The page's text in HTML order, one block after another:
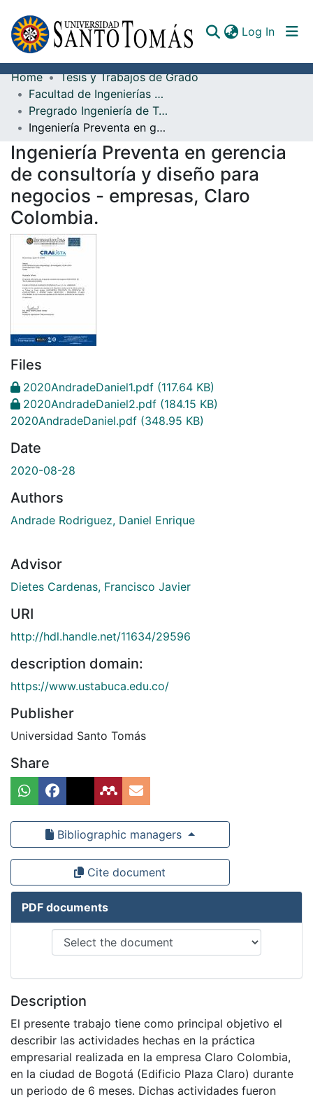
Log In
Communities & Collections
All of DSpace
Documents
Home
Tesis y Trabajos de Grado
Facultad de Ingenierías TIC
Pregrado Ingeniería de Telecomunicaciones
Ingeniería Preventa en gerencia de consultoría y diseño para negocios - empresas, Claro Colombia.
Ingeniería Preventa en gerencia
de consultoría y diseño para
negocios - empresas, Claro
Colombia.
Files
2020AndradeDaniel1.pdf (117.64 KB)
2020AndradeDaniel2.pdf (184.15 KB)
2020AndradeDaniel.pdf (348.95 KB)
Date
2020-08-28
Authors
Andrade Rodriguez, Daniel Enrique
Advisor
Dietes Cardenas, Francisco Javier
URI
http://hdl.handle.net/11634/29596
description domain:
https://www.ustabuca.edu.co/
Publisher
Universidad Santo Tomás
Share
Bibliographic managers
Cite document
PDF documents
Description
El presente trabajo tiene como principal objetivo el
describir las actividades hechas en la práctica
empresarial realizada en la empresa Claro Colombia,
en la ciudad de Bogotá (Edificio Plaza Claro) durante
un periodo de 6 meses. Dichas actividades fueron